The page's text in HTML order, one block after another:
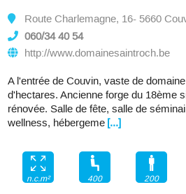
Route Charlemagne, 16- 5660
060/34 40 54
http://www.domainesaintroch.be
A l'entrée de Couvin, vaste de
d'hectares. Ancienne forge du 18ème
rénovée. Salle de fête, salle de
wellness, hébergeme [...]
n.c.m² 400 200